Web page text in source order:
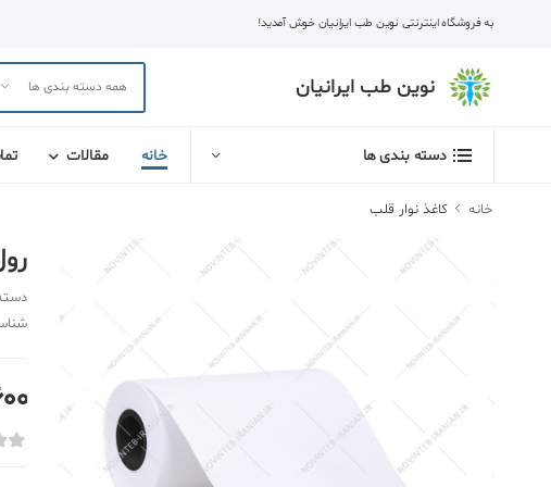
به فروشگاه اینترنتی نوین طب ایرانیان خوش آمدید!
نوین طب ایرانیان
دسته بندی ها خانه مقالات
خانه کاغذ نوار قلب
رول